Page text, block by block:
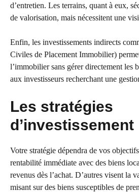
d’entretien. Les terrains, quant à eux,
de valorisation, mais nécessitent une
Enfin, les investissements indirects
Civiles de Placement Immobilier)
l’immobilier sans gérer directement les
aux investisseurs recherchant une
Les stratégies
d’investissement
Votre stratégie dépendra de vos
rentabilité immédiate avec des biens
revenus dès l’achat. D’autres visent la
misant sur des biens susceptibles de